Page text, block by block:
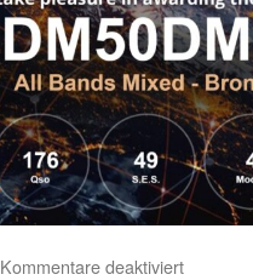
Kommentare deaktiviertfür